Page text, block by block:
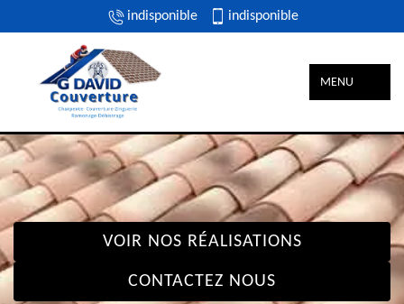
indisponible indisponible
MENU
VOIR NOS RÉALISATIONS
CONTACTEZ NOUS